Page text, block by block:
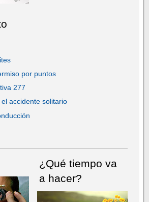
por puntos
277
accidente solitario
¿Qué tiempo va
a hacer?